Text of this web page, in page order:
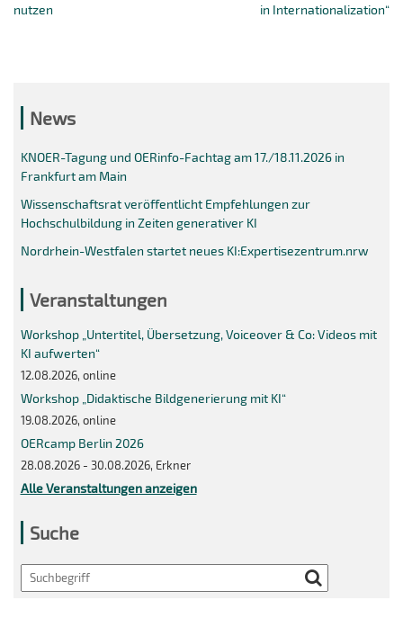
nutzen
in Internationalization“
News
KNOER-Tagung und OERinfo-Fachtag am 17./18.11.2026 in
Frankfurt am Main
Wissenschaftsrat veröffentlicht Empfehlungen zur
Hochschulbildung in Zeiten generativer KI
Nordrhein-Westfalen startet neues KI:Expertisezentrum.nrw
Veranstaltungen
Workshop „Untertitel, Übersetzung, Voiceover & Co: Videos mit
KI aufwerten“
12.08.2026, online
Workshop „Didaktische Bildgenerierung mit KI“
19.08.2026, online
OERcamp Berlin 2026
28.08.2026 - 30.08.2026, Erkner
Alle Veranstaltungen anzeigen
Suche
Search